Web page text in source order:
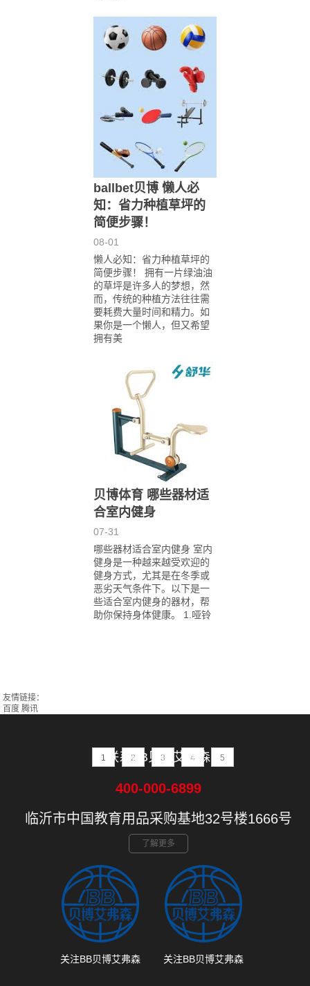
ballbet贝博 懒人必
知：省力种植草坪的
简便步骤！
08-01
懒人必知：省力种植草坪的
简便步骤！ 拥有一片绿油油
的草坪是许多人的梦想，然
而，传统的种植方法往往需
要耗费大量时间和精力。如
果你是一个懒人，但又希望
拥有美
贝博体育 哪些器材适
合室内健身
07-31
哪些器材适合室内健身 室内
健身是一种越来越受欢迎的
健身方式，尤其是在冬季或
恶劣天气条件下。以下是一
些适合室内健身的器材，帮
助你保持身体健康。 1.哑铃
1 2 3 4 5
友情链接：
百度 腾讯
联系BB贝博艾弗森
400-000-6899
临沂市中国教育用品采购基地32号楼1666号
了解更多
关注BB贝博艾弗森 关注BB贝博艾弗森